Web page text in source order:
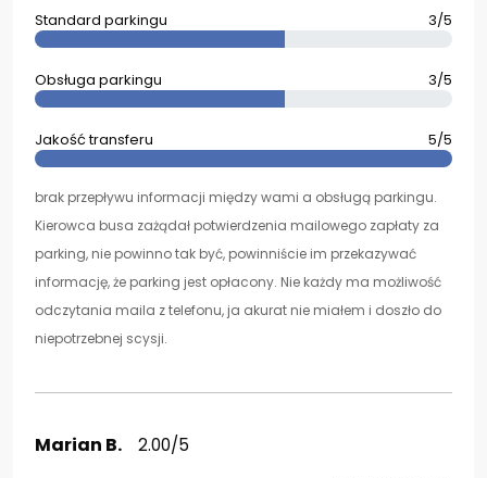
Standard parkingu 3/5
Obsługa parkingu 3/5
Jakość transferu 5/5
brak przepływu informacji między wami a obsługą parkingu.
Kierowca busa zażądał potwierdzenia mailowego zapłaty za
parking, nie powinno tak być, powinniście im przekazywać
informację, że parking jest opłacony. Nie każdy ma możliwość
odczytania maila z telefonu, ja akurat nie miałem i doszło do
niepotrzebnej scysji.
Marian B. 2.00/5